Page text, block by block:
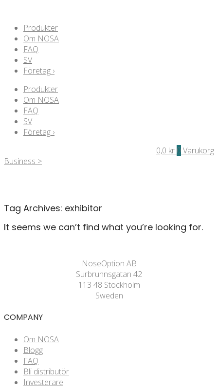
Produkter
Om NOSA
FAQ
SV
Företag ›
Produkter
Om NOSA
FAQ
SV
Företag ›
0,0 kr 0 Varukorg
Business >
Tag Archives: exhibitor
It seems we can’t find what you’re looking for.
NoseOption AB
Surbrunnsgatan 42
113 48 Stockholm
Sweden
COMPANY
Om NOSA
Blogg
FAQ
Bli distributör
Investerare